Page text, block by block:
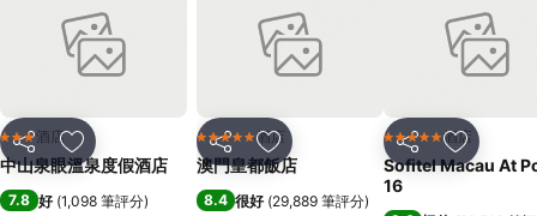
分享 放到收藏夾
3 星級酒店
中山泉眼溫泉度假酒店
7.8 好 (1,098 筆評分)
分享 放到收藏夾
5 星級 酒店
澳門皇都飯店
8.4 很好 (29,889 筆評分)
分享 放到收藏
5 星級 酒店
Sofitel Macau At
16